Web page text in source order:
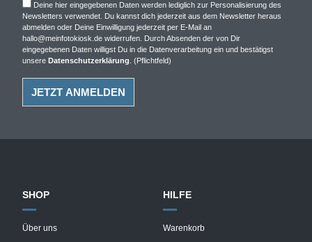
Deine hier eingegebenen Daten werden lediglich zur Personalisierung des
Newsletters verwendet. Du kannst dich jederzeit aus dem Newsletter heraus
abmelden oder Deine Einwilligung jederzeit per E-Mail an
hallo@meinfotokiosk.de widerrufen. Durch Absenden der von Dir
eingegebenen Daten willigst Du in die Datenverarbeitung ein und bestätigst
unsere Datenschutzerklärung . (Pflichtfeld)
SHOP
Über uns
HILFE
Warenkorb